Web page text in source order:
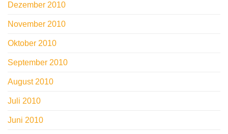
Dezember 2010
November 2010
Oktober 2010
September 2010
August 2010
Juli 2010
Juni 2010